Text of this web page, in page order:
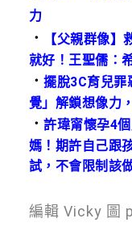
力
．
【父親群像
就好！王聖儒：
．擺脫3C育兒
覺」解鎖想像力
．許瑋甯懷孕4
媽！期許自己跟
試，不會限制該
編輯 Vicky 圖